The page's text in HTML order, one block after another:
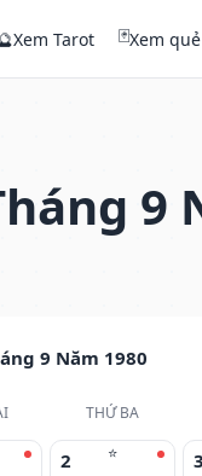
Xem Tarot 🃏Xem quẻ
9
9 Năm 1980
THỨ BA
⭐
2 3